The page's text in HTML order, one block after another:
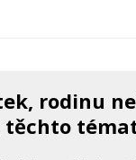
rodinu
těchto